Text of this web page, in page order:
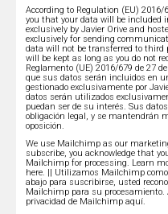
According to Regulation (EU)
you that your data will be included
exclusively by Javier Orive and
exclusively for sending
data will not be transferred to third
will be kept as long as you do not
Reglamento (UE) 2016/679 de 27
que sus datos serán incluidos en
gestionado exclusivamente por
datos serán utilizados
puedan ser de su interés. Sus
obligación legal, y se mantendrán
oposición.
We use Mailchimp as our
subscribe, you acknowledge that
Mailchimp for processing. Learn
here. || Utilizamos Mailchimp
abajo para suscribirse, usted
Mailchimp para su procesamiento.
privacidad de Mailchimp aquí.